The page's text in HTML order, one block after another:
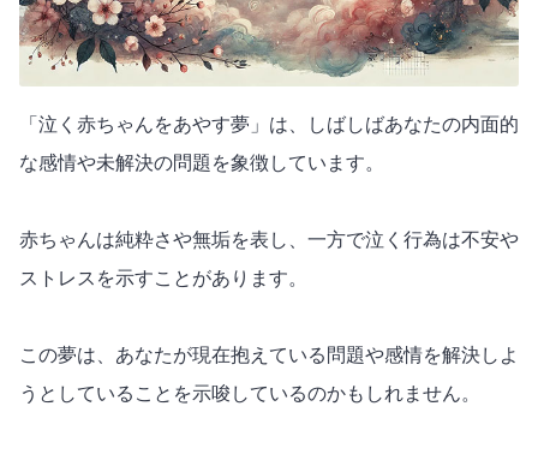
「泣く赤ちゃんをあやす夢」は、しばしばあなたの内面的
な感情や未解決の問題を象徴しています。
赤ちゃんは純粋さや無垢を表し、一方で泣く行為は不安や
ストレスを示すことがあります。
この夢は、あなたが現在抱えている問題や感情を解決しよ
うとしていることを示唆しているのかもしれません。